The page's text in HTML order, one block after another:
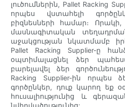
լուծումներին, Pallet Racking
որպես վստահելի
բիզնեսների համար։
մասնագիտական
աջակցության նկատմամբ
Pallet Racking Supplier-ը
օպտիմալացնել ձեր
բարելավել ձեր
Racking Supplier-ին որպես
գործընկեր, դուք կարող եք
հուսալիությունից և